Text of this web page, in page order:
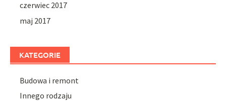
czerwiec 2017
maj 2017
KATEGORIE
Budowa i remont
Innego rodzaju